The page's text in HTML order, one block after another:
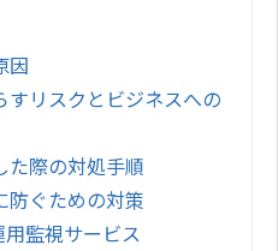
因
すリスクとビジネスへの
た際の対処手順
防ぐための対策
監視サービス